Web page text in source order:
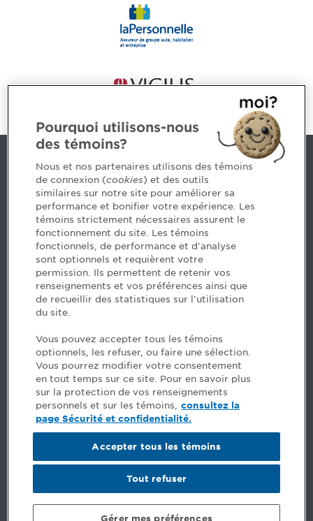
Nous joindre
5, Place Ville Marie, bureau 800, Montréal (Québec)
H3B 2G2
www.cpaquebec.ca
Des questions? Faites appel à notre équipe >
Envie de mettre de l’Ordre dans votre carrière? Voyez
les postes disponibles >
Facebook - Devenir CPA
Instagram
LinkedIn - CPA
LinkedIn - 20 minutes CPA
LinkedIn - Emploi CPA
TikTok
Commentaires
Sécurité et confidentialité
Conditions générales
Pourquoi utilisons-nous
des témoins?
Nous et nos partenaires utilisons des témoins
de connexion (cookies) et des outils
similaires sur notre site pour améliorer sa
performance et bonifier votre expérience. Les
témoins strictement nécessaires assurent le
fonctionnement du site. Les témoins
fonctionnels, de performance et d'analyse
sont optionnels et requièrent votre
permission. Ils permettent de retenir vos
renseignements et vos préférences ainsi que
de recueillir des statistiques sur l'utilisation
du site.
Vous pouvez accepter tous les témoins
optionnels, les refuser, ou faire une sélection.
Vous pourrez modifier votre consentement
en tout temps sur ce site. Pour en savoir plus
sur la protection de vos renseignements
personnels et sur les témoins, consultez la
page Sécurité et confidentialité.
Gérer mes préférences
Tout refuser
Accepter tous les témoins